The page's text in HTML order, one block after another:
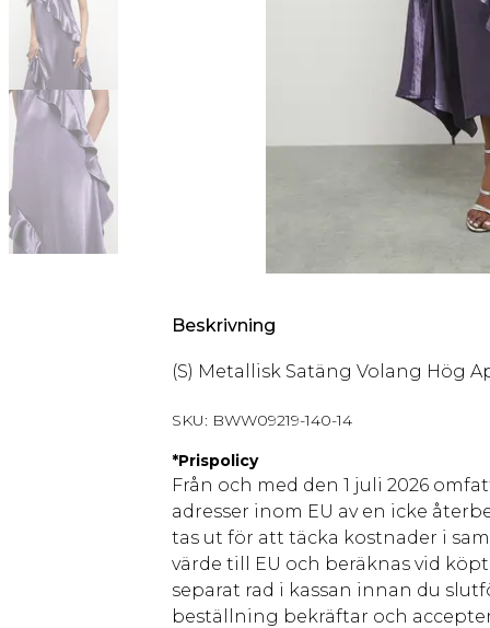
Beskrivning
(S) Metallisk Satäng Volang Hög
SKU: BWW09219-140-14
*Prispolicy
Från och med den 1 juli 2026
adresser inom EU av en icke
tas ut för att täcka kostnader i
värde till EU och beräknas vid
separat rad i kassan innan du
beställning bekräftar och